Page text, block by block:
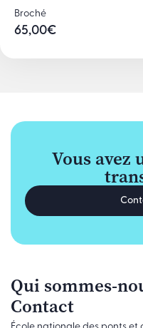
Broché
65,00€
Vous avez
Qui sommes-
Contact